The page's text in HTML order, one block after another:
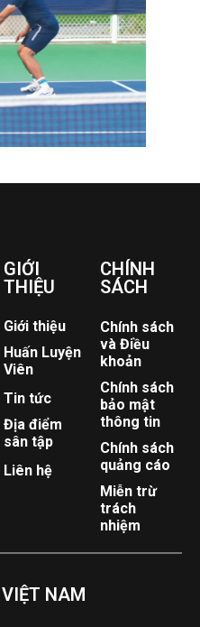
GIỚI
THIỆU
Giới thiệu
Huấn Luyện
Viên
Tin tức
Địa điểm
sân tập
Liên hệ
CHÍNH
SÁCH
Chính sách
và Điều
khoản
Chính sách
bảo mật
thông tin
Chính sách
quảng cáo
Miễn trừ
trách
nhiệm
NAM